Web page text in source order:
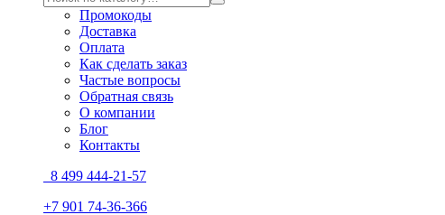
Промокоды
Доставка
Оплата
Как сделать заказ
Частые вопросы
Обратная связь
О компании
Блог
Контакты
8 499 444-21-57
+7 901 74-36-366